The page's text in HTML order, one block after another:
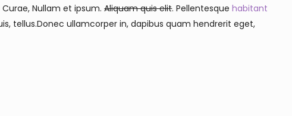
Nullam et ipsum.Aliquam quis elit. Pellentesquehabitant
tellus.Donec ullamcorper in, dapibus quam hendrerit eget,